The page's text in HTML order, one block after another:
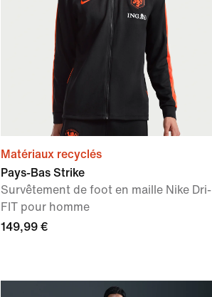
Matériaux recyclés
Pays-Bas Strike
Survêtement de foot en maille Nike Dri-
FIT pour homme
149,99 €